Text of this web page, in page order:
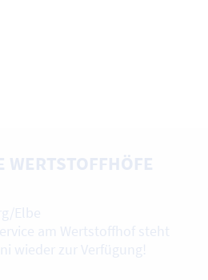
WERTSTOFFHÖFE
Elbe
am Wertstoffhof steht
wieder zur Verfügung!